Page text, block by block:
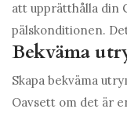
att upprätthålla din
pälskonditionen.
Bekväma
Skapa bekväma
Oavsett om det är